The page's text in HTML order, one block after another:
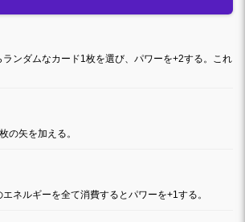
ンダムなカード1枚を選び、パワーを+2する。これ
の矢を加える。
ネルギーを全て消費するとパワーを+1する。